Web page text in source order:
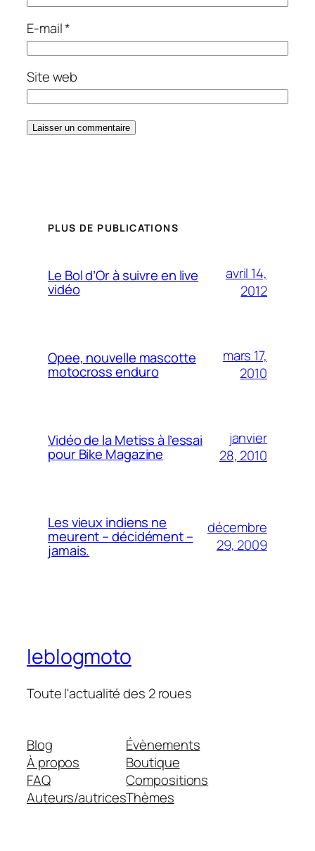
E-mail*
Site web
PLUS DE PUBLICATIONS
Le Bol d’Or à suivre en live
vidéo
avril 14,
2012
Opee, nouvelle mascotte
motocross enduro
mars 17,
2010
Vidéo de la Metiss à l’essai
pour Bike Magazine
janvier
28, 2010
Les vieux indiens ne
meurent – décidément –
jamais.
décembre
29, 2009
leblogmoto
Toute l'actualité des 2 roues
Blog
À propos
FAQ
Auteurs/autrices
Évènements
Boutique
Compositions
Thèmes